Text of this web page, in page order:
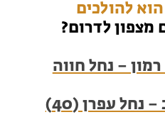
למבוגרים
להולכים
מצפון לדרום?
– נחל חווה
נחל עפרן (40)